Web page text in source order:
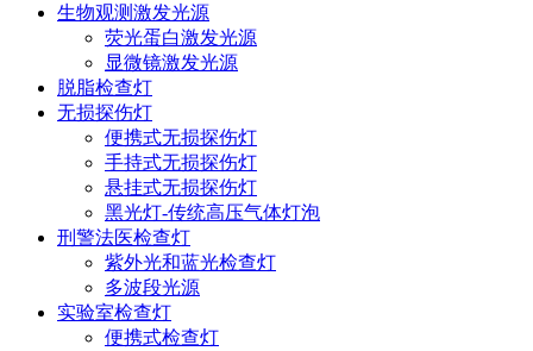
生物观测激发光源
荧光蛋白激发光源
显微镜激发光源
脱脂检查灯
无损探伤灯
便携式无损探伤灯
手持式无损探伤灯
悬挂式无损探伤灯
黑光灯-传统高压气体灯泡
刑警法医检查灯
紫外光和蓝光检查灯
多波段光源
实验室检查灯
便携式检查灯